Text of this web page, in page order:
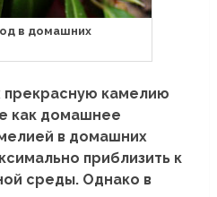
в домашних
прекрасную камелию
как домашнее
в домашних
приблизить к
среды. Однако в